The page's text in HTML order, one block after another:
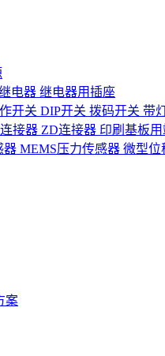
电器 继电器用插座
开关 DIP开关 拨码开关 带
接器 ZD连接器 印刷基板
器 MEMS压力传感器 微型位
案